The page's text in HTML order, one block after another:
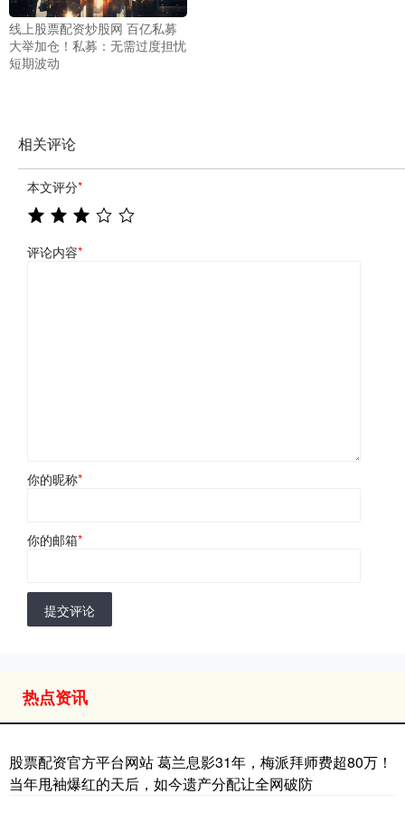
线上股票配资炒股网 百亿私募
大举加仓！私募：无需过度担忧
短期波动
相关评论
本文评分*
评论内容*
你的昵称*
你的邮箱*
提交评论
热点资讯
股票配资官方平台网站 葛兰息影31年，梅派拜师费超80万！
当年甩袖爆红的天后，如今遗产分配让全网破防